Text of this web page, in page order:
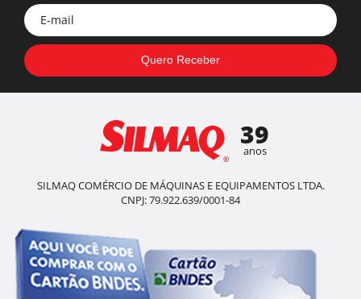
39
anos
SILMAQ COMÉRCIO DE MÁQUINAS E EQUIPAMENTOS LTDA.
CNPJ: 79.922.639/0001-84